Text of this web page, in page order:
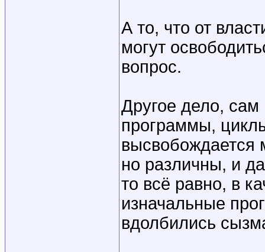
А то, что от
могут
вопрос.
Другое дело, сам
программы,
высвобождается
но различны, и
то всё равно, в
изначальные
вдолбились